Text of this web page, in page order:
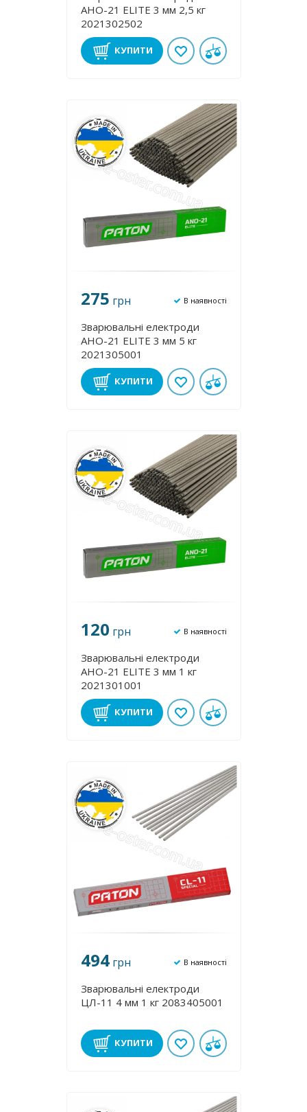
АНО-21 ЕLІТE 3 мм 2,5 кг
2021302502
КУПИТИ
275 грн В наявності
Зварювальні електроди
АНО-21 ЕLІТE 3 мм 5 кг
2021305001
КУПИТИ
120 грн В наявності
Зварювальні електроди
АНО-21 ЕLІТE 3 мм 1 кг
2021301001
КУПИТИ
494 грн В наявності
Зварювальні електроди
ЦЛ-11 4 мм 1 кг 2083405001
КУПИТИ